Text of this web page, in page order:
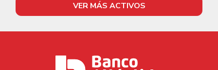
VER MÁS ACTIVOS